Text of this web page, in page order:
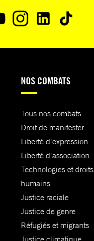
NOS COMBATS
Tous nos combats
Droit de manifester
Liberté d'expression
Liberté d'association
Technologies et droits
humains
Justice raciale
Justice de genre
Réfugiés et migrants
Justice climatique